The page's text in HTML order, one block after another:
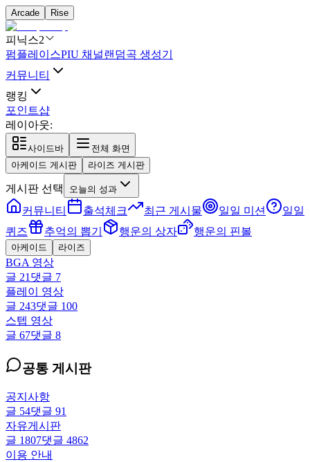
Arcade Rise
피닉스2
펌플레이스PIU 채널랜덤곡 생성기
커뮤니티
랭킹
포인트샵
레이아웃:
사이드바
전체 화면
아케이드 게시판
라이즈 게시판
게시판 선택 오늘의 성과
커뮤니티 출석체크 최근 게시물 일일 미션
일일
퀴즈
추억의 뽑기 행운의 상자 행운의 핀볼
아케이드 라이즈
BGA 영상
글 21 댓글 7
플레이 영상
글 243댓글 100
스텝 영상
글 67댓글 8
공통 게시판
공지사항
글 54댓글 91
자유게시판
글 1807댓글 4862
이용 안내